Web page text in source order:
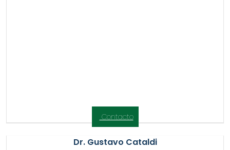
Contacto
Dr. Gustavo Cataldi